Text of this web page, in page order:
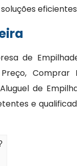
de
Comprar
de
e